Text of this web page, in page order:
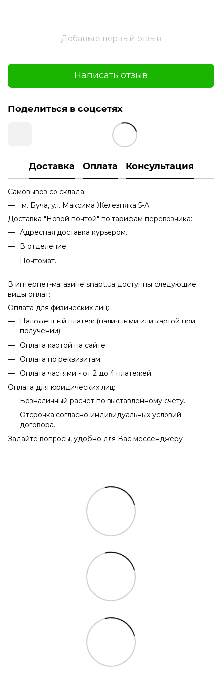
Добавьте первый отзыв
Написать отзыв
Поделиться в соцсетях
Доставка Оплата Консультация
Самовывоз со склада:
м. Буча, ул. Максима Железняка 5-А.
Доставка "Новой почтой" по тарифам перевозчика:
Адресная доставка курьером.
В отделение.
Почтомат.
В интернет-магазине snapt.ua доступны следующие
виды оплат:
Оплата для физических лиц:
Наложенный платеж (наличными или картой при
получении).
Оплата картой на сайте.
Оплата по реквизитам.
Оплата частями - от 2 до 4 платежей.
Оплата для юридических лиц:
Безналичный расчет по выставленному счету.
Отсрочка согласно индивидуальных условий
договора.
Задайте вопросы, удобно для Вас мессенджеру